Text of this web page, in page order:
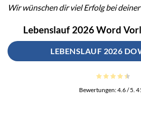
Wir wünschen dir viel Erfolg bei
Lebenslauf 2026 Word
LEBENSLAUF 2026
Bewertungen:4.6/ 5.